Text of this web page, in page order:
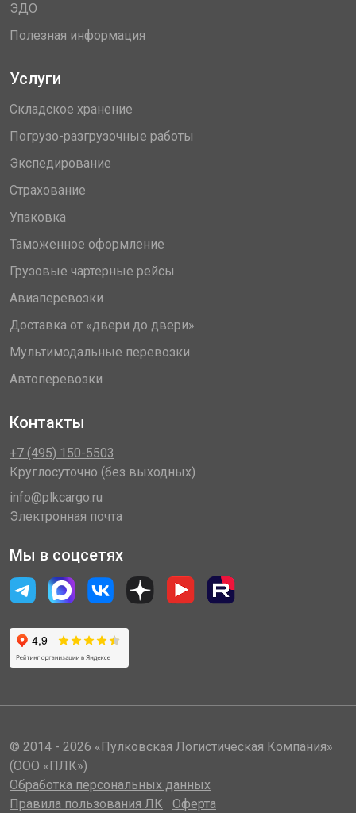
ЭДО
Полезная информация
Услуги
Складское хранение
Погрузо-разгрузочные работы
Экспедирование
Страхование
Упаковка
Таможенное оформление
Грузовые чартерные рейсы
Авиаперевозки
Доставка от «двери до двери»
Мультимодальные перевозки
Автоперевозки
Контакты
+7 (495) 150-5503
Круглосуточно (без выходных)
info@plkcargo.ru
Электронная почта
Мы в соцсетях
© 2014 - 2026 «Пулковская Логистическая Компания»
(ООО «ПЛК»)
Обработка персональных данных
Правила пользования ЛК
Оферта